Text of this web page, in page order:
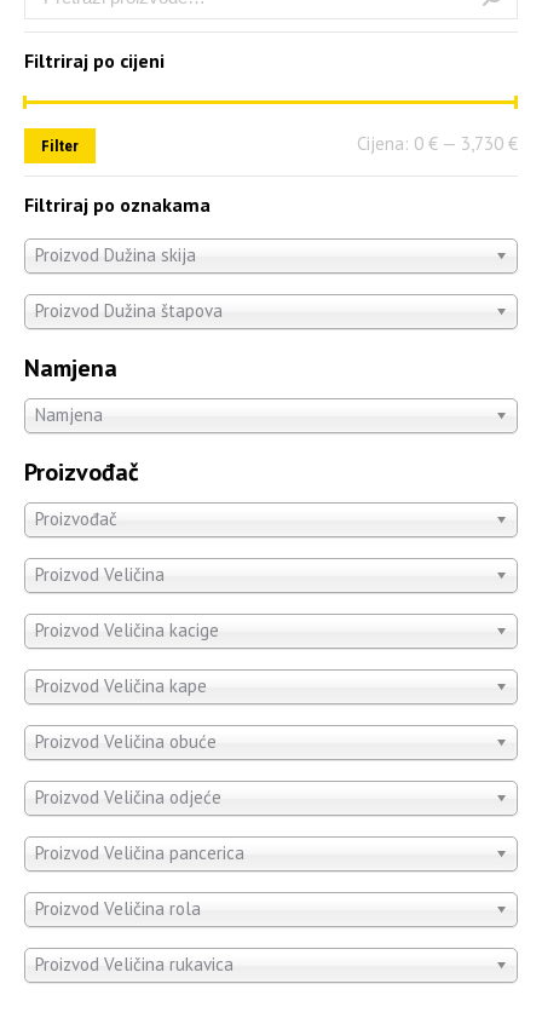
Filtriraj po cijeni
Filter Cijena: 0 € — 3,730 €
Filtriraj po oznakama
Proizvod Dužina skija
Proizvod Dužina štapova
Namjena
Namjena
Proizvođač
Proizvođač
Proizvod Veličina
Proizvod Veličina kacige
Proizvod Veličina kape
Proizvod Veličina obuće
Proizvod Veličina odjeće
Proizvod Veličina pancerica
Proizvod Veličina rola
Proizvod Veličina rukavica